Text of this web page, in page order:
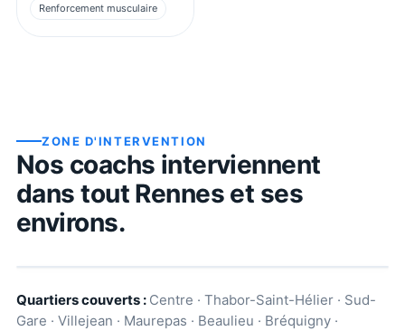
Renforcement musculaire
ZONE D'INTERVENTION
Nos coachs interviennent
dans tout Rennes et ses
environs.
Quartiers couverts : Centre · Thabor-Saint-Hélier · Sud-
Gare · Villejean · Maurepas · Beaulieu · Bréquigny ·